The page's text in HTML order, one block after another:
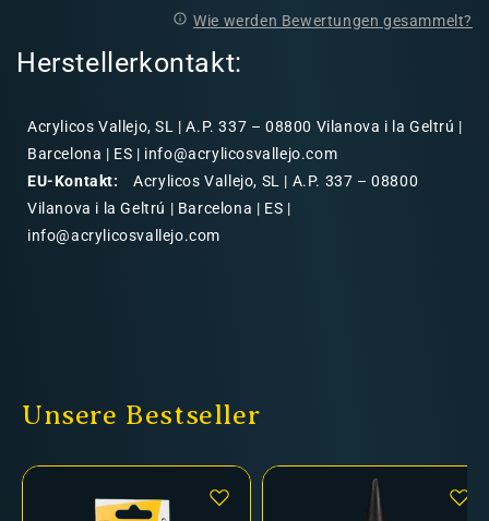
Wie werden Bewertungen gesammelt?
Herstellerkontakt:
Acrylicos Vallejo, SL | A.P. 337 – 08800 Vilanova i la Geltrú |
Barcelona | ES | info@acrylicosvallejo.com
EU-Kontakt:
Acrylicos Vallejo, SL | A.P. 337 – 08800
Vilanova i la Geltrú | Barcelona | ES |
info@acrylicosvallejo.com
Unsere Bestseller